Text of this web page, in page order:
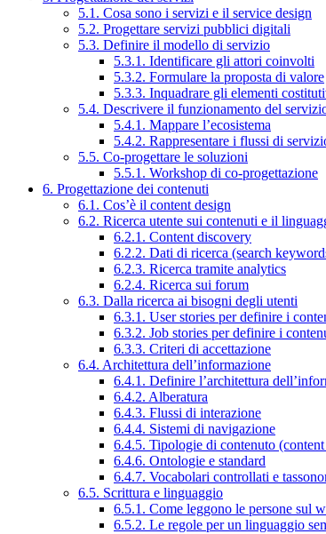
5.1. Cosa sono i servizi e il service design
5.2. Progettare servizi pubblici digitali
5.3. Definire il modello di servizio
5.3.1. Identificare gli attori coinvolti
5.3.2. Formulare la proposta di valore
5.3.3. Inquadrare gli elementi
5.4. Descrivere il funzionamento del
5.4.1. Mappare l’ecosistema
5.4.2. Rappresentare i flussi di
5.5. Co-progettare le soluzioni
5.5.1. Workshop di co-progettazione
6. Progettazione dei contenuti
6.1. Cos’è il content design
6.2. Ricerca utente sui contenuti e il
6.2.1. Content discovery
6.2.2. Dati di ricerca (search
6.2.3. Ricerca tramite analytics
6.2.4. Ricerca sui forum
6.3. Dalla ricerca ai bisogni degli utenti
6.3.1. User stories per definire i
6.3.2. Job stories per definire i
6.3.3. Criteri di accettazione
6.4. Architettura dell’informazione
6.4.1. Definire l’architettura
6.4.2. Alberatura
6.4.3. Flussi di interazione
6.4.4. Sistemi di navigazione
6.4.5. Tipologie di contenuto
6.4.6. Ontologie e standard
6.4.7. Vocabolari controllati e
6.5. Scrittura e linguaggio
6.5.1. Come leggono le persone sul
6.5.2. Le regole per un linguaggio